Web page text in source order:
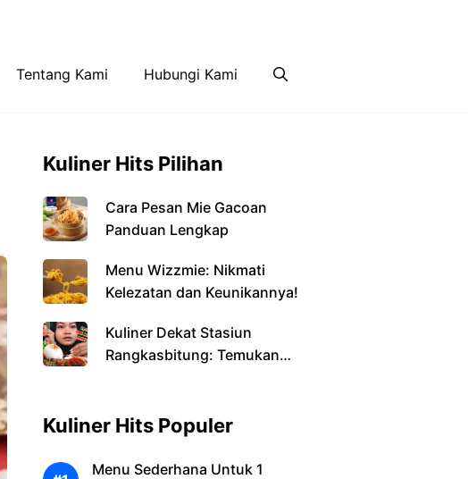
Tentang Kami Hubungi Kami
Kuliner Hits Pilihan
Cara Pesan Mie Gacoan
Panduan Lengkap
Menu Wizzmie: Nikmati
Kelezatan dan Keunikannya!
Kuliner Dekat Stasiun
Rangkasbitung: Temukan
Kuliner Hits Populer
Menu Sederhana Untuk 1